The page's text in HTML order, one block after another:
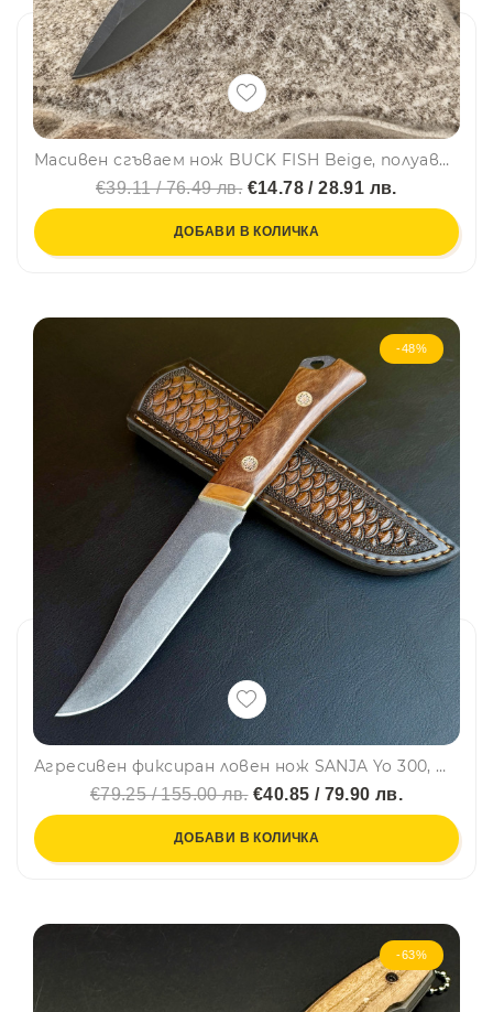
Масивен сгъваем нож BUCK FISH Beige, полуавтоматичен, стомана 7Cr, дръжка G10, BUCK BOX
€39.11 / 76.49 лв.€14.78 / 28.91 лв.
ДОБАВИ В КОЛИЧКА
-48%
Агресивен фиксиран ловен нож SANJA Yo 300, трислойна стомана, пясъчна повърхност 420J2, дръжка пустинно дърво, кожена кания
€79.25 / 155.00 лв.€40.85 / 79.90 лв.
ДОБАВИ В КОЛИЧКА
-63%